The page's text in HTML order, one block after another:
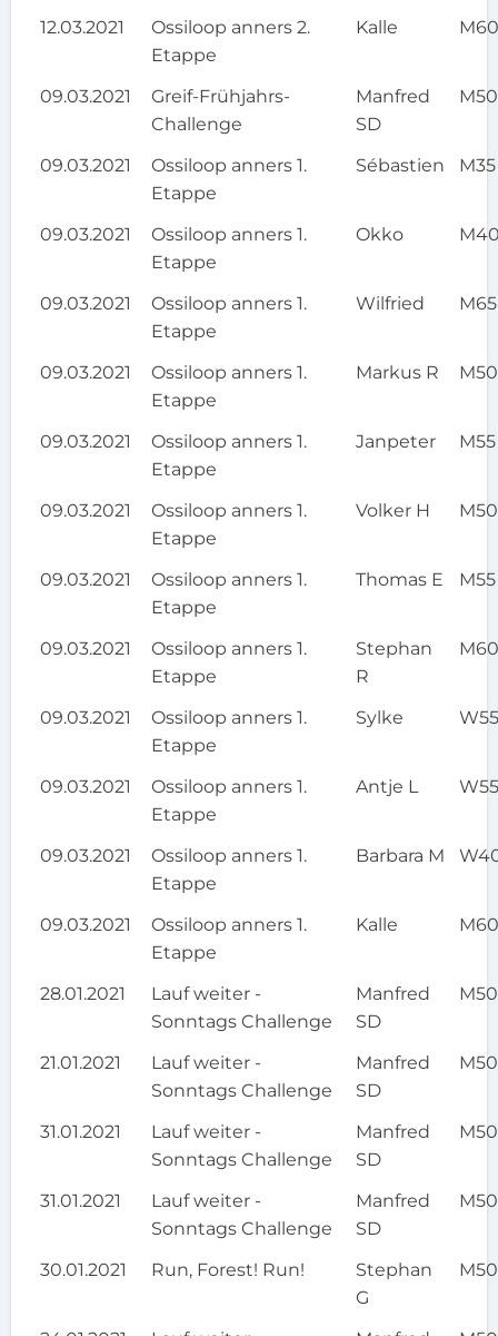
12.03.2021
Ossiloop anners 2.
Etappe
Kalle
09.03.2021
Greif-Frühjahrs-
Challenge
Manfred
SD
M50
09.03.2021
Ossiloop anners 1.
Etappe
Sébastien M35
09.03.2021
Ossiloop anners 1.
Etappe
Okko
09.03.2021
Ossiloop anners 1.
Etappe
Wilfried M65
09.03.2021
Ossiloop anners 1.
Etappe
Markus R M50
09.03.2021
Ossiloop anners 1.
Etappe
Janpeter M55
09.03.2021
Ossiloop anners 1.
Etappe
Volker H M50
09.03.2021
Ossiloop anners 1.
Etappe
Thomas E M55
09.03.2021
Ossiloop anners 1.
Etappe
Stephan
R
09.03.2021
Ossiloop anners 1.
Etappe
Sylke
09.03.2021
Ossiloop anners 1.
Etappe
Antje L
09.03.2021
Ossiloop anners 1.
Etappe
Barbara M
09.03.2021
Ossiloop anners 1.
Etappe
Kalle
28.01.2021
Lauf weiter -
Sonntags Challenge
Manfred
SD
M50
21.01.2021
Lauf weiter -
Sonntags Challenge
Manfred
SD
M50
31.01.2021
Lauf weiter -
Sonntags Challenge
Manfred
SD
M50
31.01.2021
Lauf weiter -
Sonntags Challenge
Manfred
SD
M50
30.01.2021 Run, Forest! Run!
Stephan
G
M50